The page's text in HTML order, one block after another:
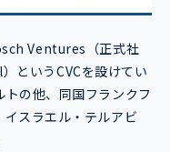
Ventures（正式社
いうCVCを設けてい
の他、同国フランクフ
スラエル・テルアビ